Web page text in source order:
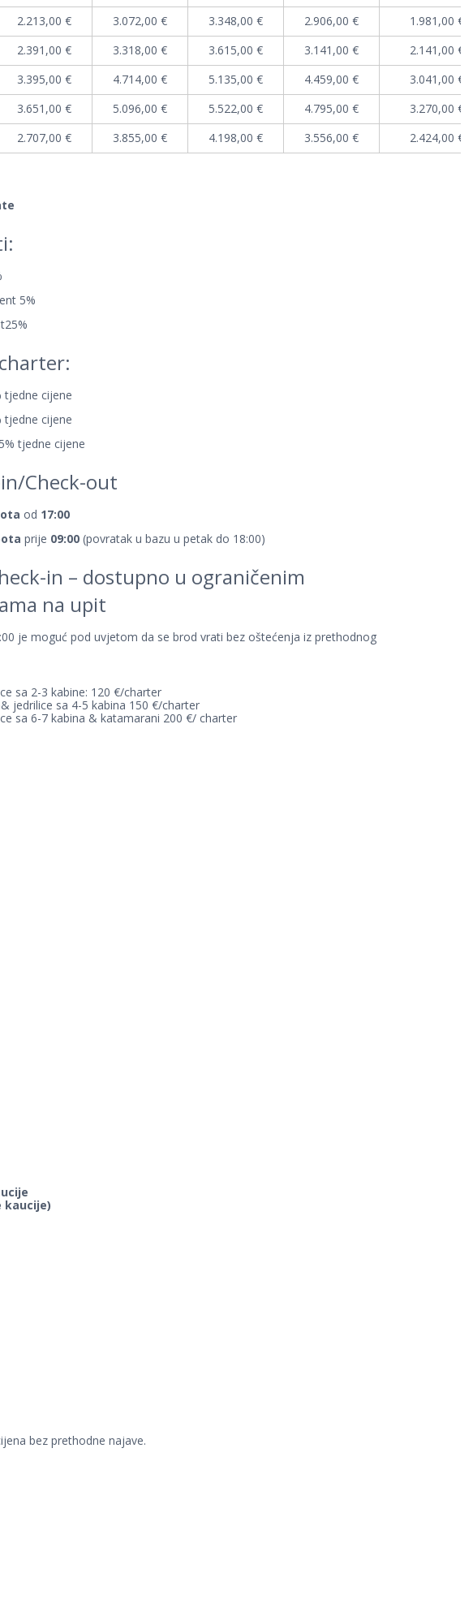
2.213,00 € 3.072,00 € 3.348,00 € 2.906,00 €
1.981,00 €
2.391,00 € 3.318,00 € 3.615,00 € 3.141,00 €
2.141,00 €
3.395,00 € 4.714,00 € 5.135,00 € 4.459,00 €
3.041,00 €
3.651,00 € 5.096,00 € 5.522,00 € 4.795,00 €
3.270,00 €
2.707,00 € 3.855,00 € 4.198,00 € 3.556,00 € 2.424,00 €
5%
tjedne cijene
tjedne cijene
tjedne cijene
Check-out
od 17:00
prije 09:00 (povratak u bazu u petak do 18:00)
in – dostupno u ograničenim
na upit
je moguć pod uvjetom da se brod vrati bez oštećenja iz prethodnog
sa 2-3 kabine: 120 €/charter
jedrilice sa 4-5 kabina 150 €/charter
sa 6-7 kabina & katamarani 200 €/ charter
kaucije)
bez prethodne najave.